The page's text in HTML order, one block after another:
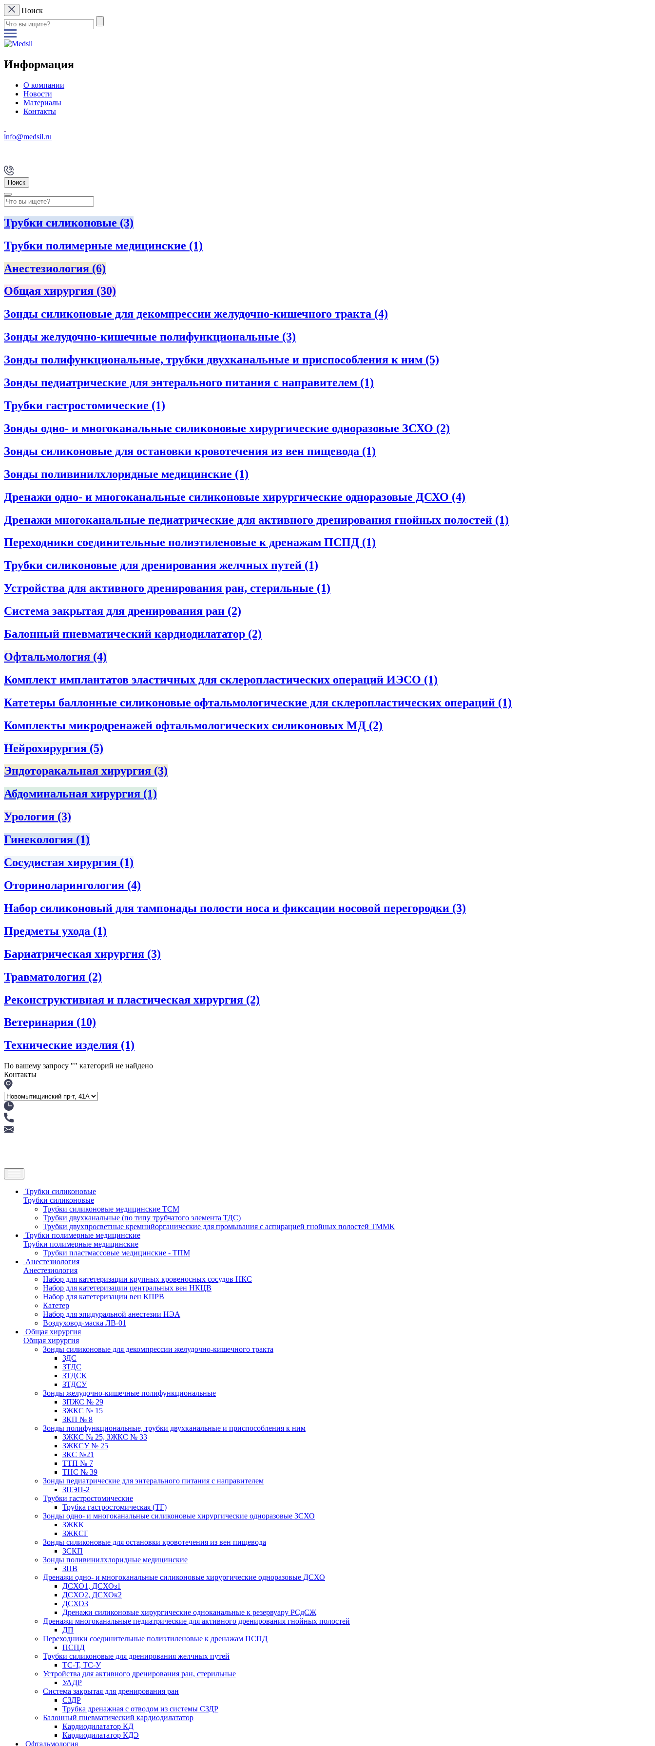
Поиск
Информация
О компании
Новости
Материалы
Контакты
info@medsil.ru
Поиск
Трубки силиконовые (3)
Трубки полимерные медицинские (1)
Анестезиология (6)
Общая хирургия (30)
Зонды силиконовые для декомпрессии желудочно-кишечного тракта (4)
Зонды желудочно-кишечные полифункциональные (3)
Зонды полифункциональные, трубки двухканальные и приспособления к ним (5)
Зонды педиатрические для энтерального питания с направителем (1)
Трубки гастростомические (1)
Зонды одно- и многоканальные силиконовые хирургические одноразовые ЗСХО (2)
Зонды силиконовые для остановки кровотечения из вен пищевода (1)
Зонды поливинилхлоридные медицинские (1)
Дренажи одно- и многоканальные силиконовые хирургические одноразовые ДСХО (4)
Дренажи многоканальные педиатрические для активного дренирования гнойных полостей (1)
Переходники соединительные полиэтиленовые к дренажам ПСПД (1)
Трубки силиконовые для дренирования желчных путей (1)
Устройства для активного дренирования ран, стерильные (1)
Система закрытая для дренирования ран (2)
Балонный пневматический кардиодилататор (2)
Офтальмология (4)
Комплект имплантатов эластичных для склеропластических операций ИЭСО (1)
Катетеры баллонные силиконовые офтальмологические для склеропластических операций (1)
Комплекты микродренажей офтальмологических силиконовых МД (2)
Нейрохирургия (5)
Эндоторакальная хирургия (3)
Абдоминальная хирургия (1)
Урология (3)
Гинекология (1)
Сосудистая хирургия (1)
Оториноларингология (4)
Набор силиконовый для тампонады полости носа и фиксации носовой перегородки (3)
Предметы ухода (1)
Бариатрическая хирургия (3)
Травматология (2)
Реконструктивная и пластическая хирургия (2)
Ветеринария (10)
Технические изделия (1)
По вашему запросу "" категорий не найдено
Контакты
Трубки силиконовые
Трубки силиконовые
Трубки силиконовые медицинские ТСМ
Трубки двухканальные (по типу трубчатого элемента ТДС)
Трубки двухпросветные кремнийорганические для промывания с аспирацией гнойных полостей ТММК
Трубки полимерные медицинские
Трубки полимерные медицинские
Трубки пластмассовые медицинские - ТПМ
Анестезиология
Анестезиология
Набор для катетеризации крупных кровеносных сосудов НКС
Набор для катетеризации центральных вен НКЦВ
Набор для катетеризации вен КПРВ
Катетер
Набор для эпидуральной анестезии НЭА
Воздуховод-маска ЛВ-01
Общая хирургия
Общая хирургия
Зонды силиконовые для декомпрессии желудочно-кишечного тракта
ЗДС
ЗТДС
ЗТДСК
ЗТДСУ
Зонды желудочно-кишечные полифункциональные
ЗПЖС № 29
ЗЖКС № 15
ЗКП № 8
Зонды полифункциональные, трубки двухканальные и приспособления к ним
ЗЖКС № 25, ЗЖКС № 33
ЗЖКСУ № 25
ЗКС №21
ТТП № 7
ТНС № 39
Зонды педиатрические для энтерального питания с направителем
ЗПЭП-2
Трубки гастростомические
Трубка гастростомическая (ТГ)
Зонды одно- и многоканальные силиконовые хирургические одноразовые ЗСХО
ЗЖКК
ЗЖКСГ
Зонды силиконовые для остановки кровотечения из вен пищевода
ЗСКП
Зонды поливинилхлоридные медицинские
ЗПВ
Дренажи одно- и многоканальные силиконовые хирургические одноразовые ДСХО
ДСХО1, ДСХОз1
ДСХО2, ДСХОк2
ДСХО3
Дренажи силиконовые хирургические одноканальные к резервуару РСдСЖ
Дренажи многоканальные педиатрические для активного дренирования гнойных полостей
ДП
Переходники соединительные полиэтиленовые к дренажам ПСПД
ПСПД
Трубки силиконовые для дренирования желчных путей
ТС-Т, ТС-У
Устройства для активного дренирования ран, стерильные
УАДР
Система закрытая для дренирования ран
СЗДР
Трубка дренажная с отводом из системы СЗДР
Балонный пневматический кардиодилататор
Кардиодилататор КД
Кардиодилататор КДЭ
Офтальмология